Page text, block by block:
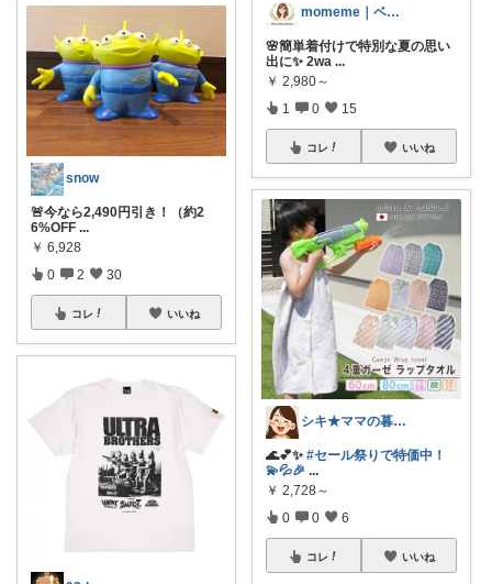
snow
🚨今なら2,490円引き！（約2
6%OFF ...
￥ 6,928
0 2 30
コレ いいね
momeme｜ベビー&キッズ専門店
🌸簡単着付けで特別な夏の思い
出に✨ 2wa ...
￥ 2,980～
1 0 15
コレ いいね
シキ★ママの暮らし、キッズ
🌊💕✨ #セール祭りで特価中！
💫💦🎉 ...
￥ 2,728～
0 0 6
コレ いいね